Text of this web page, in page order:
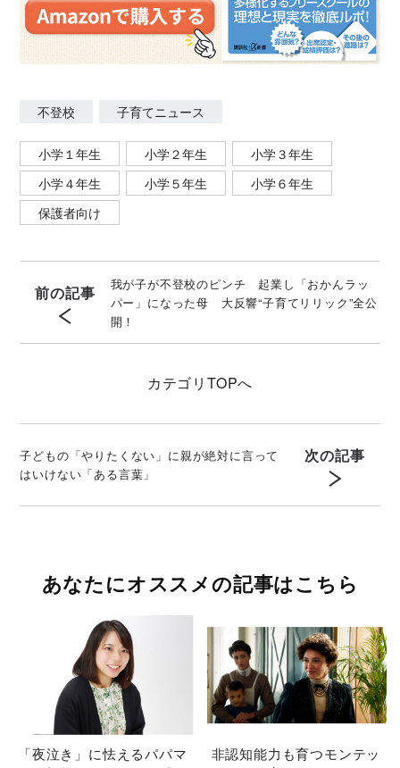
不登校 子育てニュース
小学１年生 小学２年生
小学３年生
小学４年生
小学５年生
小学６年生
保護者向け
前の記事
我が子が不登校のピンチ 起業し「おかんラッ
パー」になった母 大反響“子育てリリック”全公
開！
カテゴリ TOPへ
子どもの「やりたくない」に親が絶対に言って
はいけない「ある言葉」
次の記事
あなたにオススメの記事はこちら
「夜泣き」に怯えるパパマ
非認知能力も育つモンテッ